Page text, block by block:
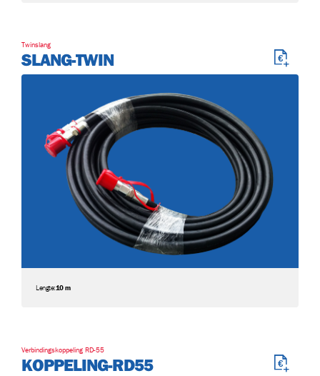
Twinslang
SLANG-TWIN
Lengte:10 m
Verbindingskoppeling RD-55
KOPPELING-RD55